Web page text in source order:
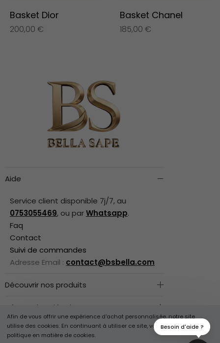
Basket Dior
200,00 €
Basket Chanel
185,00 €
Aide
Service client disponible 7j/7, au
0753055469, ou parWhatsapp.
Faq
Contact
Suivi de commandes
Adresse Email : contact@bsbella.com
Découvrir nos produits
Informations légales
Suivez-Nous
Afin de vous offrir une expérience d'achat personnalisée, notre site
utilise des cookies. En continuant à utiliser ce site, vous acceptez notre
politique en matière de cookies.
Besoin d'aide ?